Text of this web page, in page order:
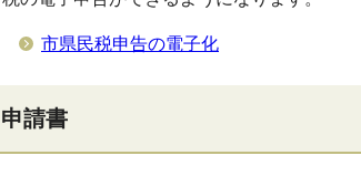
市県民税申告の電子化
申請書